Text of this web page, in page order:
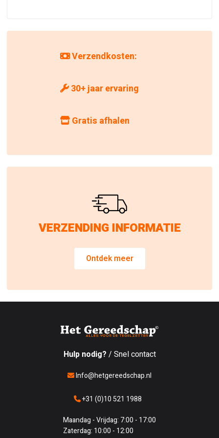
Verzendkosten:
30+ jaar ervaring
Gratis afhalen
VERZENDING INFORMATIE
Ontdek meer
Hulp nodig? / Snel contact
Info@hetgereedschap.nl
+31 (0)10 521 1988
Maandag - Vrijdag: 7:00 - 17:00
Zaterdag: 10:00 - 12:00